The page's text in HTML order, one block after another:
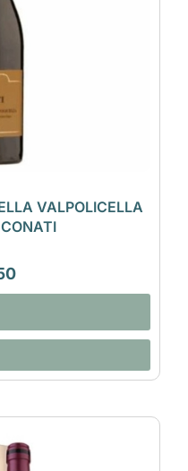
VALPOLICELLA